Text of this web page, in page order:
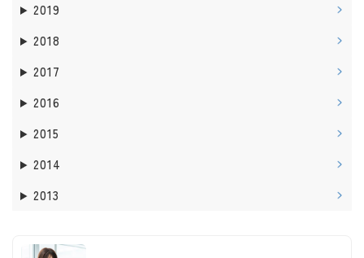
2019
2018
2017
2016
2015
2014
2013